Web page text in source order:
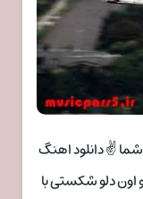
شما ✌ دانلود اهنگ
اون دلو شکستی با